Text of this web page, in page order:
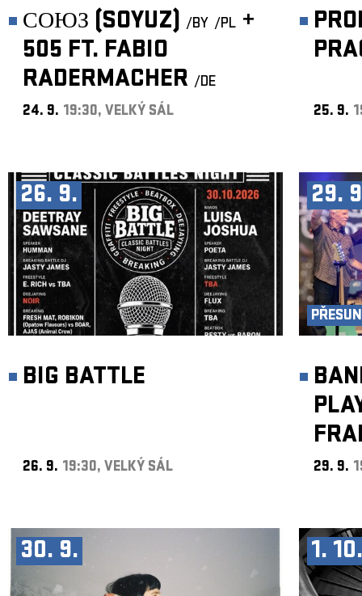
СОЮЗ (SOYUZ) /BY /PL +
505 FT. FABIO
RADERMACHER /DE
24. 9. 19:30, VELKÝ SÁL 25. 9.
26. 9.
BIG BATTLE
26. 9. 19:30, VELKÝ SÁL
29.
29. 9.
30. 9. 1. 10.